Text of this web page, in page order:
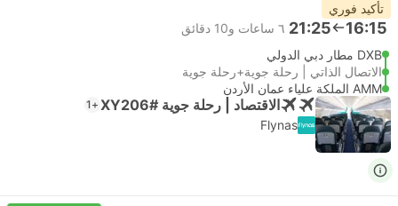
تأكيد فوري
16:15
21:25 ٦ ساعات و‫10 دقائق
DXB مطار دبي الدولي
الاتصال الذاتي | رحلة جوية+رحلة جوية
AMM الملكة علياء عمان الأردن
الاقتصاد | رحلة جوية #XY206 +1
Flynas